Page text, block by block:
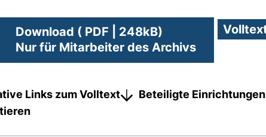
Download ( PDF | 248kB)
Nur für Mitarbeiter des Archivs
Links zum Volltext Beteiligte Einrichtungen